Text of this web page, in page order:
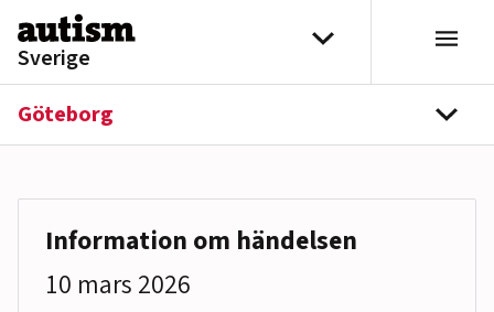
Hoppa till innehåll
Sverige
Välj distrikt
Göteborg
Information om händelsen
10 mars 2026